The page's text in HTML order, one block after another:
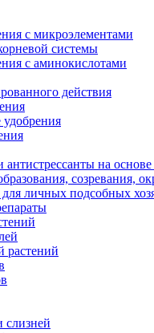
с микроэлементами
системы
с аминокислотами
действия
антистрессанты на
созревания,
личных подсобных
растений
слизней